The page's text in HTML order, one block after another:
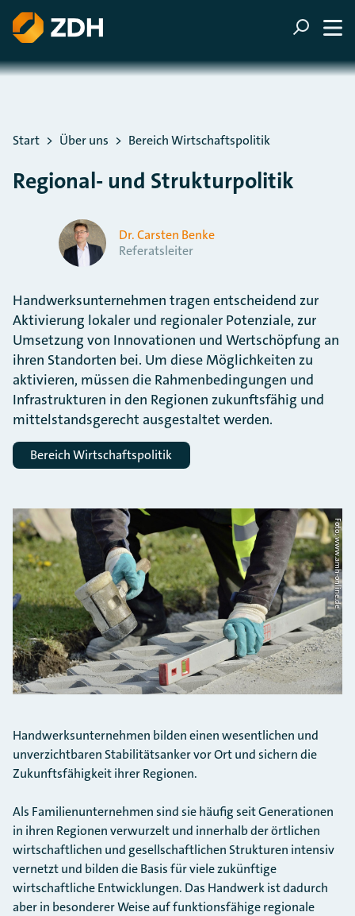
ZUM HAUPTINHALT SPRINGEN
ZUR SUCHE SPRINGEN
Sie befinden sich hier:
Start Über uns Bereich Wirtschaftspolitik
Regional- und Strukturpolitik
Dr. Carsten Benke
Referatsleiter
Handwerksunternehmen tragen entscheidend zur
Aktivierung lokaler und regionaler Potenziale, zur
Umsetzung von Innovationen und Wertschöpfung an
ihren Standorten bei. Um diese Möglichkeiten zu
aktivieren, müssen die Rahmenbedingungen und
Infrastrukturen in den Regionen zukunftsfähig und
mittelstandsgerecht ausgestaltet werden.
Bereich Wirtschaftspolitik
Foto: www.amh-online.de
Handwerksunternehmen bilden einen wesentlichen und
unverzichtbaren Stabilitätsanker vor Ort und sichern die
Zukunftsfähigkeit ihrer Regionen.
Als Familienunternehmen sind sie häufig seit Generationen
in ihren Regionen verwurzelt und innerhalb der örtlichen
wirtschaftlichen und gesellschaftlichen Strukturen intensiv
vernetzt und bilden die Basis für viele zukünftige
wirtschaftliche Entwicklungen. Das Handwerk ist dadurch
aber in besonderer Weise auf funktionsfähige regionale